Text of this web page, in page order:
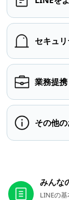
セキュ
業務提携
その他
みんな
LINEの